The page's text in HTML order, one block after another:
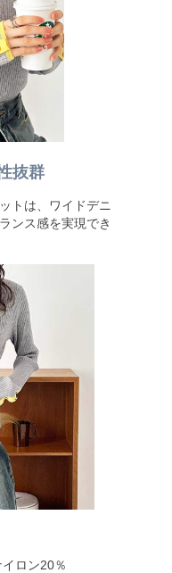
抜群
トは、ワイドデニ
ンス感を実現でき
ロン20％